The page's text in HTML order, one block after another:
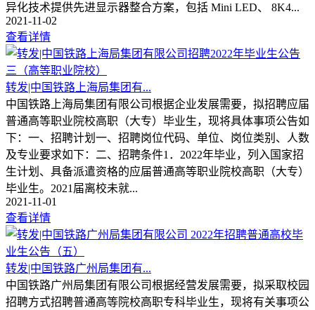
异化技术提供先进显示器整合⽅案，包括 Mini LED、 8K4...
2021-11-02
查看详情
转发|中国铁路上海局集团有...
中国铁路上海局集团有限公司根据企业发展需要，拟招聘应届
普通高等职业院校高职（大专）毕业生，现将具体事项公告如
下：一、招聘计划一、招聘岗位代码、单位、岗位类别、人数
及专业要求如下：二、招聘条件1．2022年毕业，列入国家招
生计划、具备派遣资格的应届普通高等职业院校高职（大专）
毕业生。2021届离校未就...
2021-11-01
查看详情
转发|中国铁路广州局集团有...
中国铁路广州局集团有限公司根据经营发展需要，拟采取校园
招聘方式招聘普通高等院校高职专科毕业生，现将有关事项公